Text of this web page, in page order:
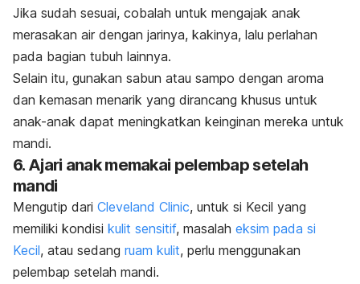
Jika sudah sesuai, cobalah untuk mengajak anak
merasakan air dengan jarinya, kakinya, lalu perlahan
pada bagian tubuh lainnya.
Selain itu, gunakan sabun atau sampo dengan aroma
dan kemasan menarik yang dirancang khusus untuk
anak-anak dapat meningkatkan keinginan mereka untuk
mandi.
6. Ajari anak memakai pelembap setelah
mandi
Mengutip dari Cleveland Clinic, untuk si Kecil yang
memiliki kondisi kulit sensitif, masalah eksim pada si
Kecil, atau sedang ruam kulit, perlu menggunakan
pelembap setelah mandi.